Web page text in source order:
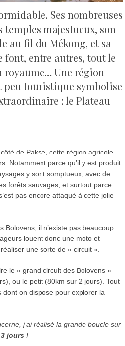
Ses nombreuses
temples majestueux, son
au fil du Mékong, et sa
entre autres, tout le
royaume… Une région
peu touristique symbolise
: le Plateau
de Pakse, cette région agricole
Notamment parce qu’il y est produit
y sont somptueux, avec de
forêts sauvages, et surtout parce
pas encore attaqué à cette jolie
Bolovens, il n’existe pas beaucoup
louent donc une moto et
une sorte de « circuit ».
le « grand circuit des Bolovens »
ou le petit (80km sur 2 jours). Tout
on dispose pour explorer la
j’ai réalisé la grande boucle sur
3 jours!